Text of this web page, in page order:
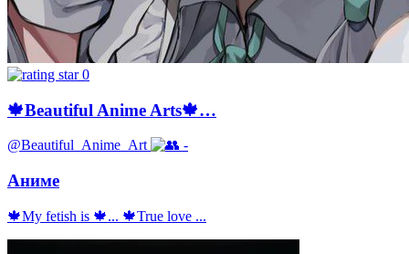
0
🍁Beautiful Anime Arts🍁…
@Beautiful_Anime_Art -
Аниме
🍁My fetish is 🍁... 🍁True love ...